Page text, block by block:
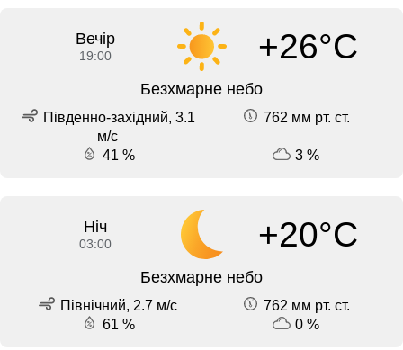
Вечір
19:00 +26°C
Безхмарне небо
Південно-західний, 3.1
м/с
762 мм рт. ст.
41 % 3 %
Ніч
03:00 +20°C
Безхмарне небо
Північний, 2.7 м/с
762 мм рт. ст.
61 %
0 %